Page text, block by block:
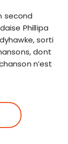
second
Phillipa
sorti
dont
n’est